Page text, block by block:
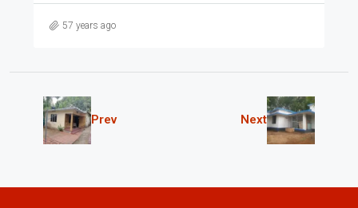
57 years ago
Prev Next